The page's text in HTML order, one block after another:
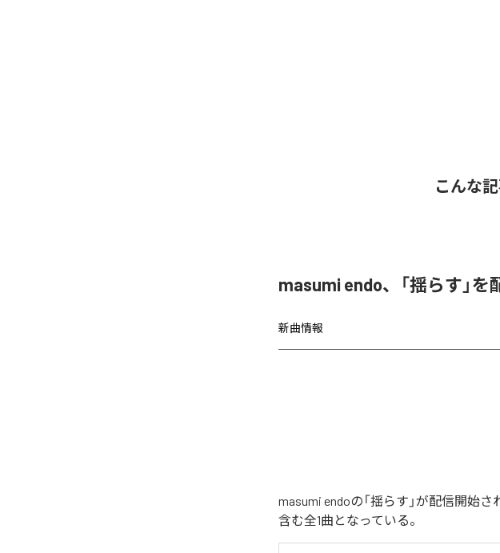
こんな
masumi endo、「揺らす」を
新曲情報
masumi endoの「揺らす」が配信開始
含む全1曲となっている。